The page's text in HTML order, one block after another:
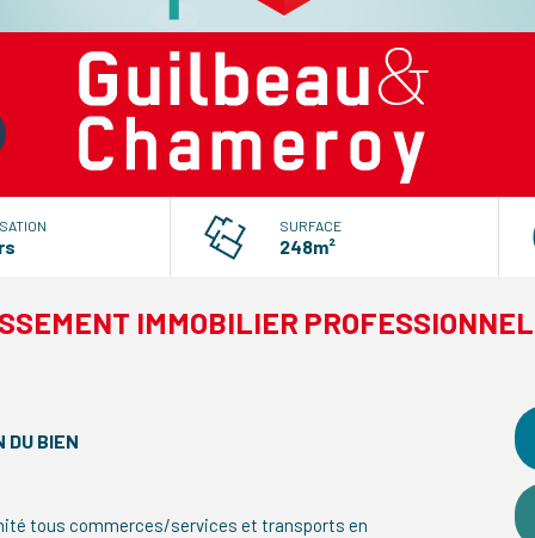
SURFACE
248m²
IMMOBILIER
DU BIEN
tous commerces/services et transports en